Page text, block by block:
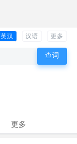
英汉 汉语 更多
更多